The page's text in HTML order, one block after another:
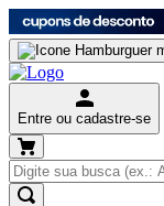
Entre ou cadastre-se